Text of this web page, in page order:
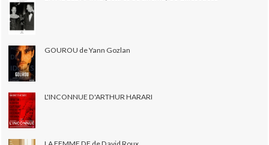
GOUROU de Yann Gozlan
L'INCONNUE D'ARTHUR HARARI